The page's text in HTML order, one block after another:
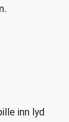
inn lyd